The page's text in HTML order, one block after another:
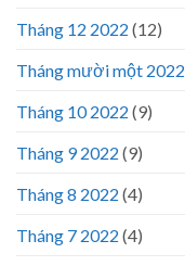
Tháng 12 2022 (12)
Tháng mười một 2022
Tháng 10 2022 (9)
Tháng 9 2022 (9)
Tháng 8 2022 (4)
Tháng 7 2022 (4)